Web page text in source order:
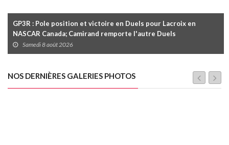
GP3R : Pole position et victoire en Duels pour Lacroix en
NASCAR Canada; Camirand remporte l'autre Duels
Samedi 8 août 2026
NOS DERNIÈRES GALERIES PHOTOS